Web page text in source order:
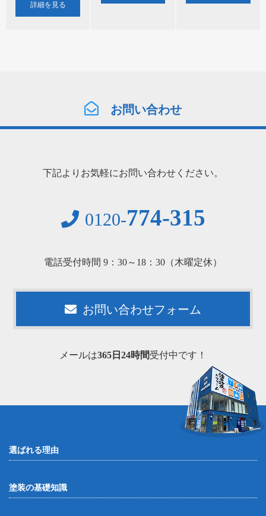
詳細を見る
お問い合わせ
下記よりお気軽にお問い合わせください。
0120-774-315
電話受付時間 9：30～18：30（木曜定休）
お問い合わせフォーム
メールは365日24時間受付中です！
選ばれる理由
塗装の基礎知識